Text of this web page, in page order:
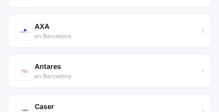
AXA
en Barcelona
Antares
en Barcelona
Caser